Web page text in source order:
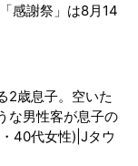
感謝祭」は8月14
2歳息子。空いた
な男性客が息子の
40代女性)|Jタウ